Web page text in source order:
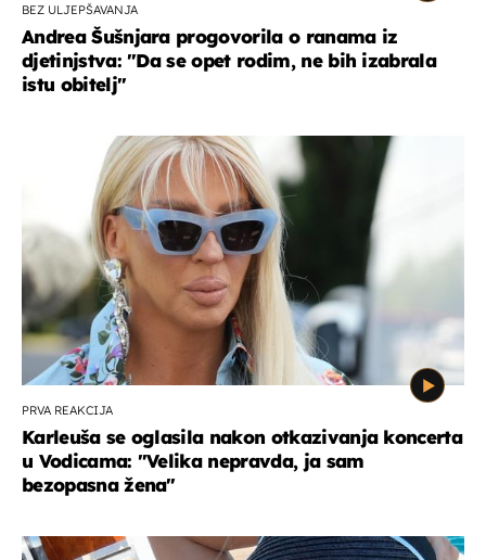
BEZ ULJEPŠAVANJA
Andrea Šušnjara progovorila o ranama iz
djetinjstva: "Da se opet rodim, ne bih izabrala
istu obitelj"
PRVA REAKCIJA
Karleuša se oglasila nakon otkazivanja koncerta
u Vodicama: "Velika nepravda, ja sam
bezopasna žena"